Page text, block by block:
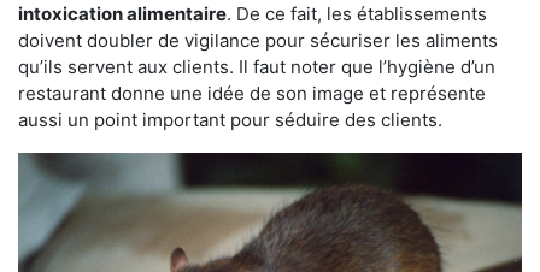
intoxication alimentaire. De ce fait, les établissements
doivent doubler de vigilance pour sécuriser les aliments
qu’ils servent aux clients. Il faut noter que l’hygiène d’un
restaurant donne une idée de son image et représente
aussi un point important pour séduire des clients.